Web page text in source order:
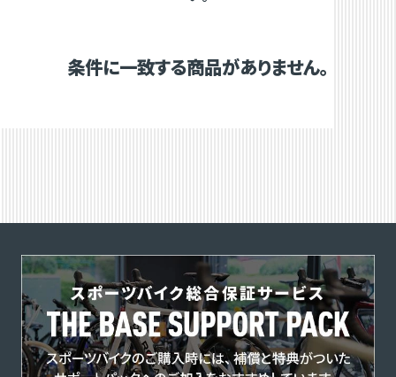
条件に一致する商品がありません。